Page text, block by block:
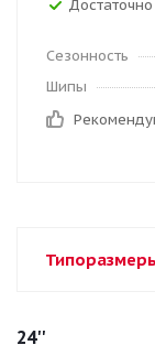
Достаточно
Сезонность
Шипы
24''